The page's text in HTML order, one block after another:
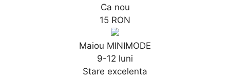
Ca nou
15 RON
Maiou MINIMODE
9-12 luni
Stare excelenta